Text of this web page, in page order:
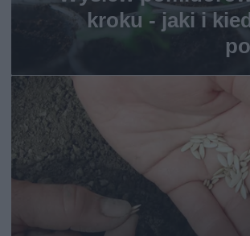
kroku - jaki i